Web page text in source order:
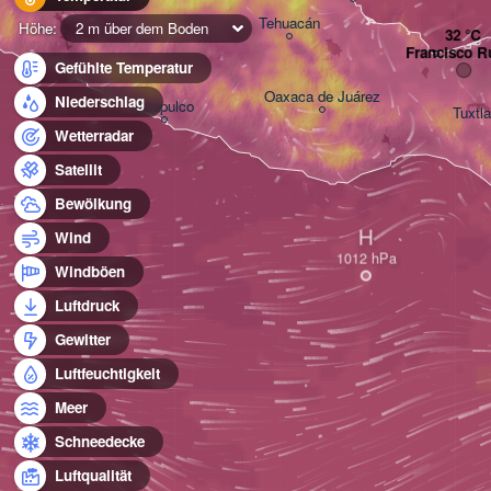
Höhe:
2 m über dem Boden
Gefühlte Temperatur
Niederschlag
Wetterradar
Satellit
Bewölkung
Wind
Windböen
Luftdruck
Gewitter
Luftfeuchtigkeit
Meer
Schneedecke
Luftqualität
Acapulco Oaxaca de Juárez
Tehuacán
Francisco
H